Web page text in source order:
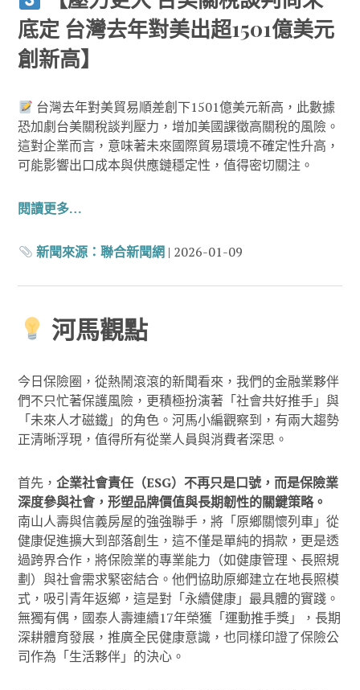
底定 台灣去年對美出超1501億美元
創新高】
台灣去年對美貿易順差創下1501億美元新高，此數據
恐加劇台美關稅談判壓力，增加美國課徵高關稅的風險。
這對企業而言，意味著未來國際貿易環境不確定性升高，
可能影響出口成本與供應鏈穩定性，值得密切關注。
閱讀更多…
新聞來源： 聯合新聞網| 2026-01-09
河馬觀點
今日保險圈，從熱鬧滾滾的新聞看來，我們的金融業夥伴
們不只忙著保護風險，更積極扮演著「社會共好推手」與
「未來人才磁鐵」的角色。河馬小編觀察到，有兩大趨勢
正清晰浮現，值得所有從業人員與消費者深思。
首先，企業社會責任（ESG）不再只是口號，而是保險業
深度參與社會，形塑品牌價值與長期韌性的關鍵策略。
南山人壽與信義房屋的強強聯手，將「原鄉關懷列車」從
健康促進擴大到部落創生，這不僅是單純的捐款，更是透
過跨界合作，將保險業的專業能力（如健康管理、長照規
劃）與社會需求緊密結合。他們協助原鄉建立在地長照模
式，吸引青年返鄉，這是對「永續健康」最具體的實踐。
無獨有偶，國泰人壽連續17年榮獲「運動推手獎」，長期
深耕體育發展，推廣全民健康意識，也同樣印證了保險公
司作為「生活夥伴」的決心。